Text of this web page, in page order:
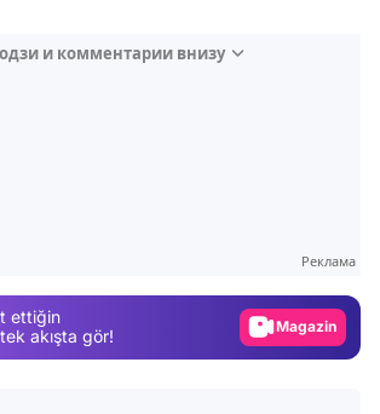
и комментарии внизу
Реклама
ettiğin
akışta gör!
Magazin